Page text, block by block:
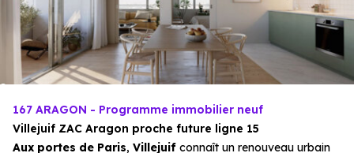
167 ARAGON - Programme immobilier neuf
Villejuif ZAC Aragon proche future ligne 15
Aux portes de Paris, Villejuif connaît un renouveau urbain